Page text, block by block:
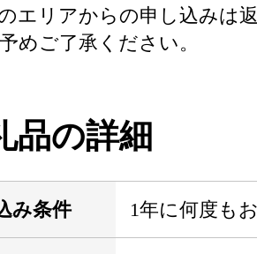
エリアからの申し込みは
めご了承ください。
品の詳細
み条件 1年に何度も